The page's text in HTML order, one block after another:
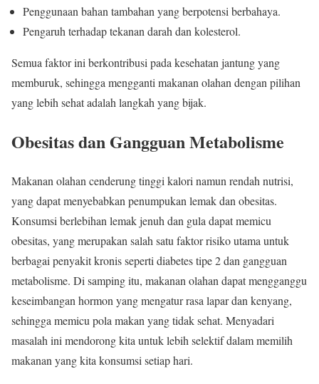
Penggunaan bahan tambahan yang berpotensi berbahaya.
Pengaruh terhadap tekanan darah dan kolesterol.
Semua faktor ini berkontribusi pada kesehatan jantung yang
memburuk, sehingga mengganti makanan olahan dengan pilihan
yang lebih sehat adalah langkah yang bijak.
Obesitas dan Gangguan Metabolisme
Makanan olahan cenderung tinggi kalori namun rendah nutrisi,
yang dapat menyebabkan penumpukan lemak dan obesitas.
Konsumsi berlebihan lemak jenuh dan gula dapat memicu
obesitas, yang merupakan salah satu faktor risiko utama untuk
berbagai penyakit kronis seperti diabetes tipe 2 dan gangguan
metabolisme. Di samping itu, makanan olahan dapat mengganggu
keseimbangan hormon yang mengatur rasa lapar dan kenyang,
sehingga memicu pola makan yang tidak sehat. Menyadari
masalah ini mendorong kita untuk lebih selektif dalam memilih
makanan yang kita konsumsi setiap hari.